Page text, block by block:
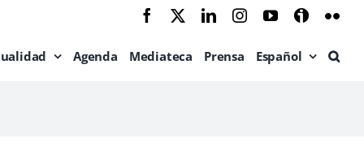
Facebook LinkedInInstagramYouTube
Ivoox
Agenda Mediateca Prensa Español